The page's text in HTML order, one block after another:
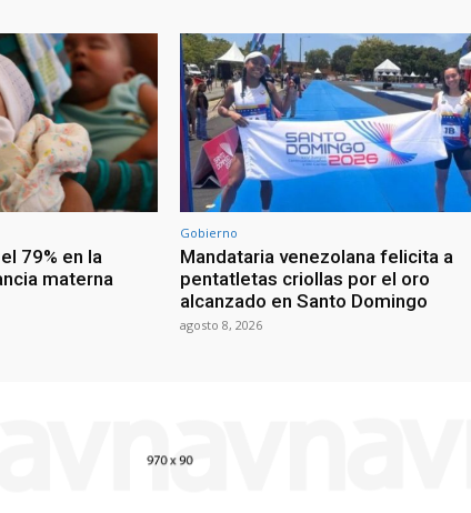
79% en la
materna
Gobierno
Mandataria venezolana felicita a
pentatletas criollas por el oro
alcanzado en Santo Domingo
agosto 8, 2026